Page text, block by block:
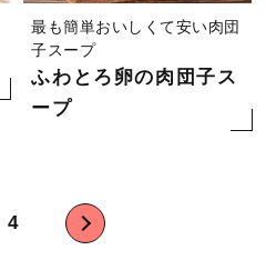
最も簡単おいしくて安い肉団
子スープ
ふわとろ卵の肉団子ス
ープ
4